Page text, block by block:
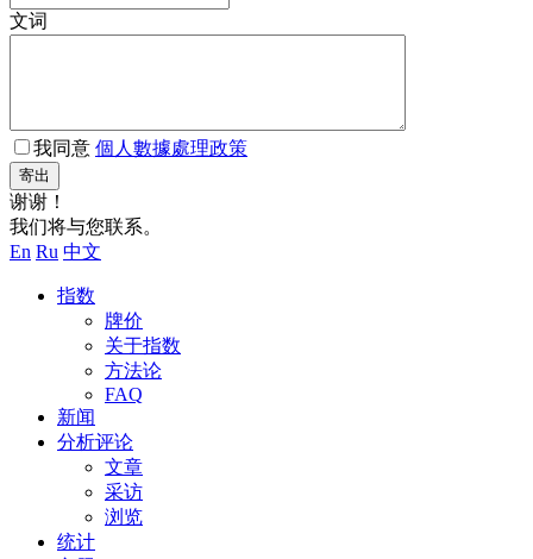
文词
我同意 個人數據處理政策
寄出
谢谢！
我们将与您联系。
En Ru 中文
指数
牌价
关于指数
方法论
FAQ
新闻
分析评论
文章
采访
浏览
统计